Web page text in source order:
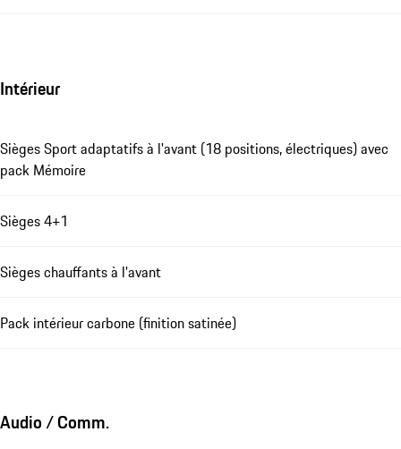
Intérieur
Sièges Sport adaptatifs à l'avant (18 positions, électriques) avec
pack Mémoire
Sièges 4+1
Sièges chauffants à l'avant
Pack intérieur carbone (finition satinée)
Audio / Comm.